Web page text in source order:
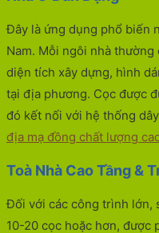
Đây là ứng dụng phổ biến
Nam. Mỗi ngôi nhà
diện tích xây dựng, hình
tại địa phương. Cọc được
đó kết nối với hệ thống
địa mạ đồng chất lượng
Toà Nhà Cao Tầng &
Đối với các công trình lớn,
10-20 cọc hoặc hơn, được